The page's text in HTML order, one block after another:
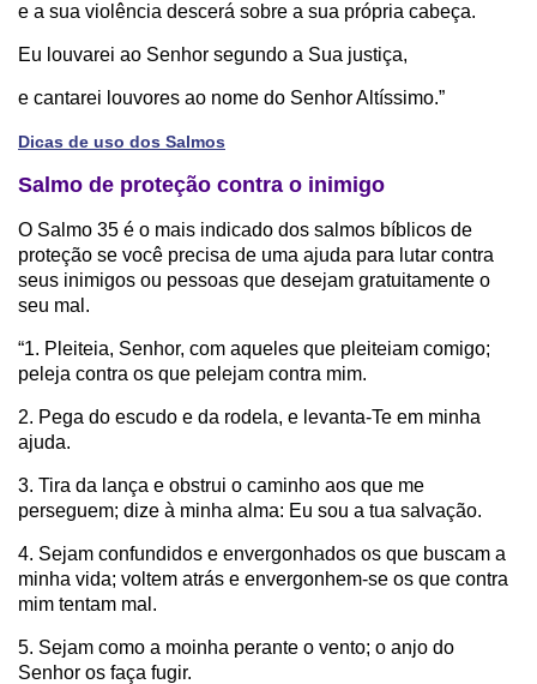
e a sua violência descerá sobre a sua própria cabeça.
Eu louvarei ao Senhor segundo a Sua justiça,
e cantarei louvores ao nome do Senhor Altíssimo.”
Dicas de uso dos Salmos
Salmo de proteção contra o inimigo
O Salmo 35 é o mais indicado dos salmos bíblicos de
proteção se você precisa de uma ajuda para lutar contra
seus inimigos ou pessoas que desejam gratuitamente o
seu mal.
“1. Pleiteia, Senhor, com aqueles que pleiteiam comigo;
peleja contra os que pelejam contra mim.
2. Pega do escudo e da rodela, e levanta-Te em minha
ajuda.
3. Tira da lança e obstrui o caminho aos que me
perseguem; dize à minha alma: Eu sou a tua salvação.
4. Sejam confundidos e envergonhados os que buscam a
minha vida; voltem atrás e envergonhem-se os que contra
mim tentam mal.
5. Sejam como a moinha perante o vento; o anjo do
Senhor os faça fugir.